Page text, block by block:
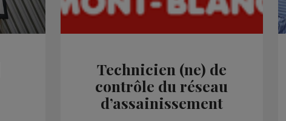
Technicien (ne) de
contrôle du réseau
d’assainissement